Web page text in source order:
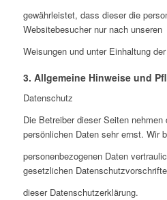
gewährleistet, dass dieser die
Websitebesucher nur nach unseren
Weisungen und unter Einhaltung
3. Allgemeine Hinweise und
Datenschutz
Die Betreiber dieser Seiten
persönlichen Daten sehr ernst. Wir
personenbezogenen Daten
gesetzlichen
dieser Datenschutzerklärung.